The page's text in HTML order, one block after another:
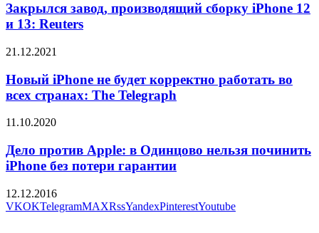
Закрылся завод, производящий сборку iPhone 12
и 13: Reuters
21.12.2021
Новый iPhone не будет корректно работать во
всех странах: The Telegraph
11.10.2020
Дело против Apple: в Одинцово нельзя починить
iPhone без потери гарантии
12.12.2016
VKOKTelegramMAXRssYandexPinterestYoutube